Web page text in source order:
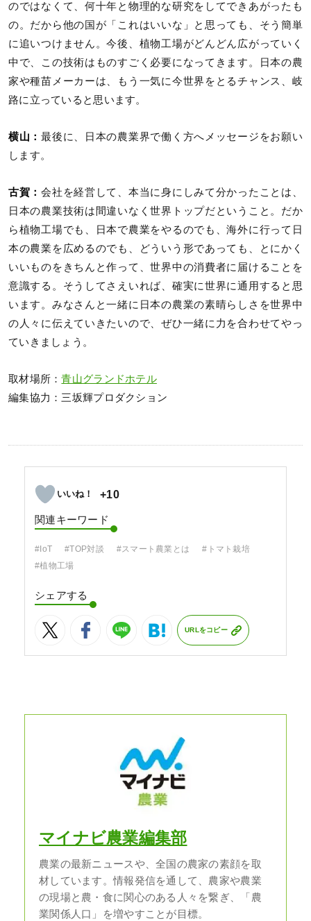
のではなくて、何十年と物理的な研究をしてできあがったも
の。だから他の国が「これはいいな」と思っても、そう簡単
に追いつけません。今後、植物工場がどんどん広がっていく
中で、この技術はものすごく必要になってきます。日本の農
家や種苗メーカーは、もう一気に今世界をとるチャンス、岐
路に立っていると思います。
横山：最後に、日本の農業界で働く方へメッセージをお願い
します。
古賀：会社を経営して、本当に身にしみて分かったことは、
日本の農業技術は間違いなく世界トップだということ。だか
ら植物工場でも、日本で農業をやるのでも、海外に行って日
本の農業を広めるのでも、どういう形であっても、とにかく
いいものをきちんと作って、世界中の消費者に届けることを
意識する。そうしてさえいれば、確実に世界に通用すると思
います。みなさんと一緒に日本の農業の素晴らしさを世界中
の人々に伝えていきたいので、ぜひ一緒に力を合わせてやっ
ていきましょう。
取材場所：青山グランドホテル
編集協力：三坂輝プロダクション
+10
関連キーワード
#IoT #TOP対談 #スマート農業とは
#トマト栽培
#植物工場
シェアする
URLをコピー
マイナビ農業編集部
農業の最新ニュースや、全国の農家の素顔を取
材しています。情報発信を通して、農家や農業
の現場と農・食に関心のある人々を繋ぎ、「農
業関係人口」を増やすことが目標。